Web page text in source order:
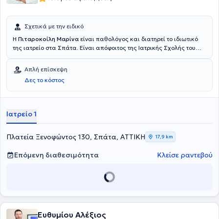
Σχετικά με την ειδικό
Η Πιταροκοίλη Μαρίνα είναι παθολόγος και διατηρεί το ιδιωτικό
της ιατρείο στα Σπάτα. Είναι απόφοιτος της Ιατρικής Σχολής του
μεταπτυχιακό τίτλο σπουδών από την ίδια σχολή. Ειδικεύτηκε στη Δ’
Παθολογική Κλινική του Γενικού Νοσοκομείου Αθηνών “Ο
Ευαγγελισμός” όπου εκπαιδεύτηκε στις διαταραχές των λιπιδίων
και στις επιπλοκές του σακχαρώδη διαβήτη, στα ιατρεία
παρέχονται υπηρεσίες σε ασθενείς με νοσήματα από όλο το φάσμα
της παθολογίας ενώ δίνεται ιδιαίτερη έμφαση στον
Απλή επίσκεψη
Δες το κόστος
Ιατρείο 1
Πλατεία Ξενοφώντος 130, Σπάτα, ΑΤΤΙΚΗ 17,9 km
Επόμενη διαθεσιμότητα Κλείσε ραντεβού
Ευθυμίου Αλέξιος